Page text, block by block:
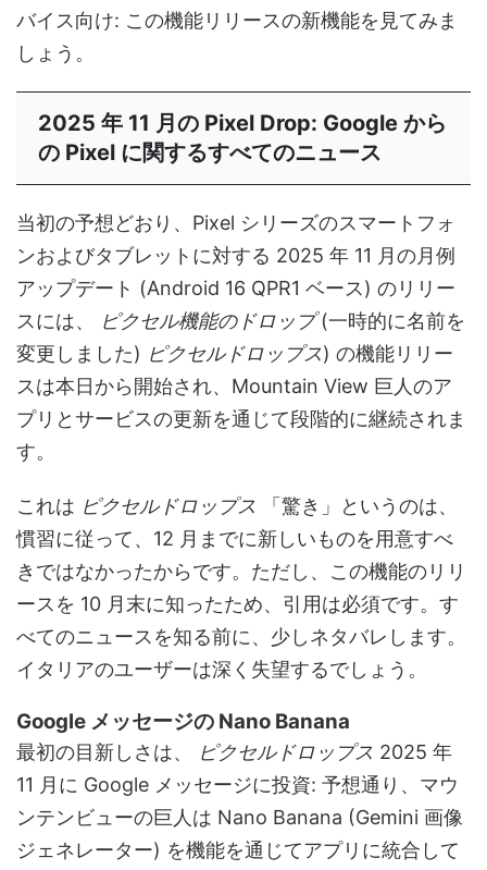
バイス向け: この機能リリースの新機能を見てみま
しょう。
2025 年 11 月の Pixel Drop: Google から
の Pixel に関するすべてのニュース
当初の予想どおり、Pixel シリーズのスマートフォ
ンおよびタブレットに対する 2025 年 11 月の月例
アップデート (Android 16 QPR1 ベース) のリリー
スには、
ピクセル機能のドロップ(一時的に名前を
変更しました) ピクセルドロップス) の機能リリー
スは本日から開始され、Mountain View 巨人のア
プリとサービスの更新を通じて段階的に継続されま
す。
これは ピクセルドロップス
「驚き」というのは、
慣習に従って、12 月までに新しいものを用意すべ
きではなかったからです。ただし、この機能のリリ
ースを 10 月末に知ったため、引用は必須です。す
べてのニュースを知る前に、少しネタバレします。
イタリアのユーザーは深く失望するでしょう。
Google メッセージの Nano Banana
最初の目新しさは、 ピクセルドロップス 2025 年
11 月に Google メッセージに投資: 予想通り、マウ
ンテンビューの巨人は Nano Banana (Gemini 画像
ジェネレーター) を機能を通じてアプリに統合して